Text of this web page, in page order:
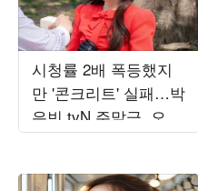
시청률 2배 폭등했지
만 '콘크리트' 실패…박
은빈 tvN 주말극, 오르
락내리락 수치 변동